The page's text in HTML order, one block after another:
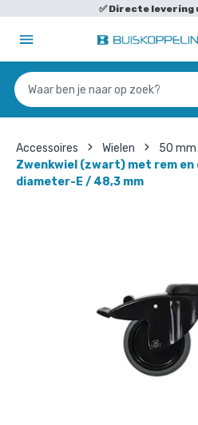
✅Directe levering
Accessoires Wielen
50 mm
Zwenkwiel (zwart) met rem en
diameter-E / 48,3 mm